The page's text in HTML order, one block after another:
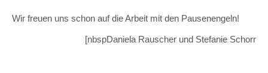
Wir freuen uns schon auf die Arbeit mit den Pausenengeln!
[nbspDaniela Rauscher und Stefanie Schorr